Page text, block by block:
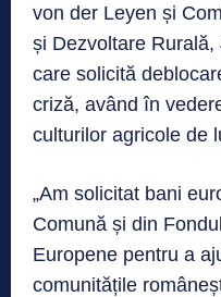
von der Leyen și
și Dezvoltare
care solicită
criză, având în
culturilor agricole de
„Am solicitat bani
Comună și din
Europene pentru a
comunitățile